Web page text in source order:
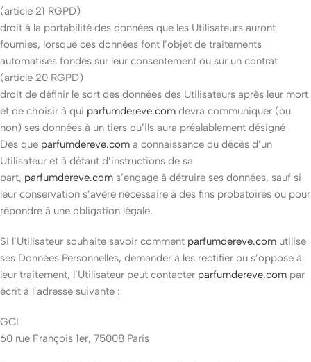
(article 21 RGPD)
droit à la portabilité des données que les Utilisateurs auront
fournies, lorsque ces données font l’objet de traitements
automatisés fondés sur leur consentement ou sur un contrat
(article 20 RGPD)
droit de définir le sort des données des Utilisateurs après leur mort
et de choisir à qui parfumdereve.com devra communiquer (ou
non) ses données à un tiers qu’ils aura préalablement désigné
Dès que parfumdereve.com a connaissance du décès d’un
Utilisateur et à défaut d’instructions de sa
part, parfumdereve.com s’engage à détruire ses données, sauf si
leur conservation s’avère nécessaire à des fins probatoires ou pour
répondre à une obligation légale.
Si l’Utilisateur souhaite savoir comment parfumdereve.com utilise
ses Données Personnelles, demander à les rectifier ou s’oppose à
leur traitement, l’Utilisateur peut contacter parfumdereve.com par
écrit à l’adresse suivante :
GCL
60 rue François 1er, 75008 Paris